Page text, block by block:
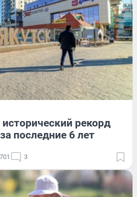
рекорд
последние 6 лет
701 3